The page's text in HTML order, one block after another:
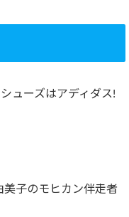
ューズはアディダス!
美子のモヒカン伴走者